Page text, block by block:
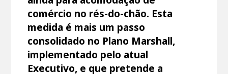
comércio no rés-do-chão. Esta
medida é mais um passo
consolidado no Plano Marshall,
implementado pelo atual
Executivo, e que pretende a